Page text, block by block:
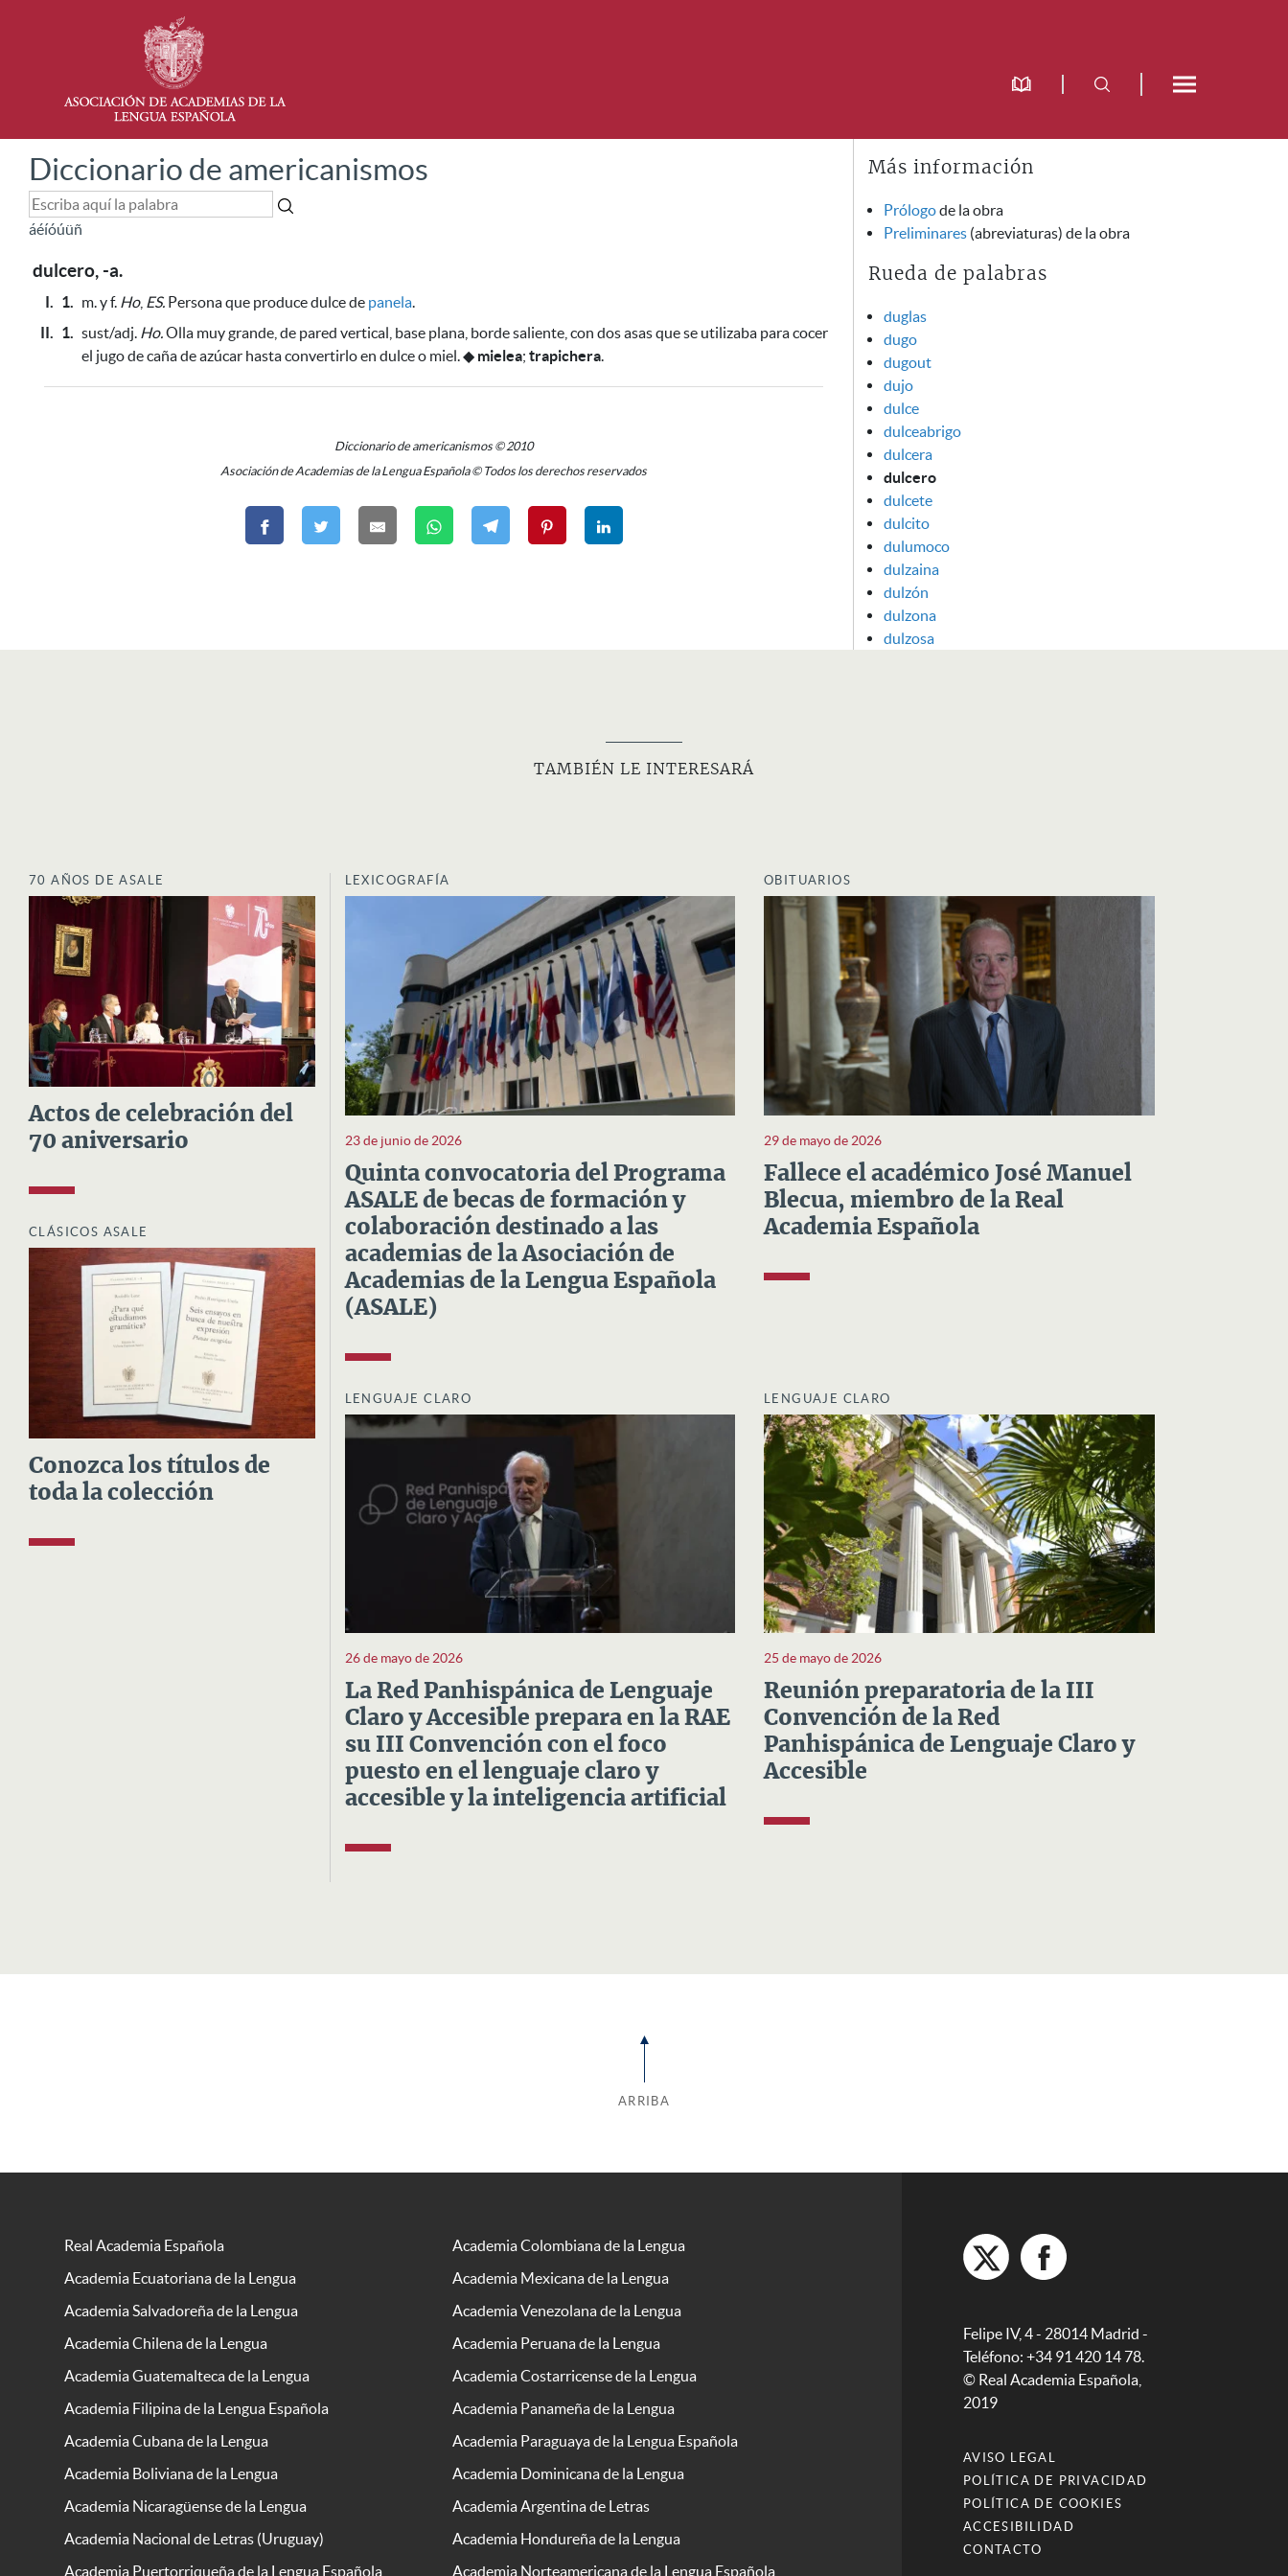
Diccionario de americanismos
áéíóúüñ
dulcero, -a.
I. 1. m. y f. Ho, ES. Persona que produce dulce de panela.
II. 1. sust/adj. Ho.Olla muy grande, de pared vertical, base plana, borde saliente, con dos asasque se utilizaba para cocer
el jugo de caña de azúcar hasta convertirlo en dulce o miel.◆ mielea; trapichera.
Diccionario de americanismos © 2010
Asociación de Academias de la Lengua Española © Todos los derechos reservados
Más información
Prólogode la obra
Preliminares (abreviaturas) de la obra
Rueda de palabras
duglas
dugo
dugout
dujo
dulce
dulceabrigo
dulcera
dulcero
dulcete
dulcito
dulumoco
dulzaina
dulzón
dulzona
dulzosa
TAMBIÉN LE INTERESARÁ
70 AÑOS DE ASALE
Actos de celebración del
70 aniversario
CLÁSICOS ASALE
Conozca los títulos de
toda la colección
LEXICOGRAFÍA
23 de junio de 2026
Quinta convocatoria del Programa
ASALE de becas de formación y
colaboración destinado a las
academias de la Asociación de
Academias de la Lengua Española
(ASALE)
OBITUARIOS
29 de mayo de 2026
Fallece el académico José Manuel
Blecua, miembro de la Real
Academia Española
LENGUAJE CLARO
26 de mayo de 2026
La Red Panhispánica de Lenguaje
Claro y Accesible prepara en la RAE
su III Convención con el foco
puesto en el lenguaje claro y
accesible y la inteligencia artificial
LENGUAJE CLARO
25 de mayo de 2026
Reunión preparatoria de la III
Convención de la Red
Panhispánica de Lenguaje Claro y
Accesible
ARRIBA
Real Academia Española
Academia Colombiana de la Lengua
Academia Ecuatoriana de la Lengua
Academia Mexicana de la Lengua
Academia Salvadoreña de la Lengua
Academia Venezolana de la Lengua
Academia Chilena de la Lengua
Academia Peruana de la Lengua
Academia Guatemalteca de la Lengua
Academia Costarricense de la Lengua
Academia Filipina de la Lengua Española
Academia Panameña de la Lengua
Academia Cubana de la Lengua
Academia Paraguaya de la Lengua Española
Academia Boliviana de la Lengua
Academia Dominicana de la Lengua
Academia Nicaragüense de la Lengua
Academia Argentina de Letras
Academia Nacional de Letras (Uruguay)
Academia Hondureña de la Lengua
Academia Puertorriqueña de la Lengua Española
Academia Norteamericana de la Lengua Española
Felipe IV, 4 - 28014 Madrid -
Teléfono: +34 91 420 14 78.
© Real Academia Española,
2019
AVISO LEGAL
POLÍTICA DE PRIVACIDAD
POLÍTICA DE COOKIES
ACCESIBILIDAD
CONTACTO